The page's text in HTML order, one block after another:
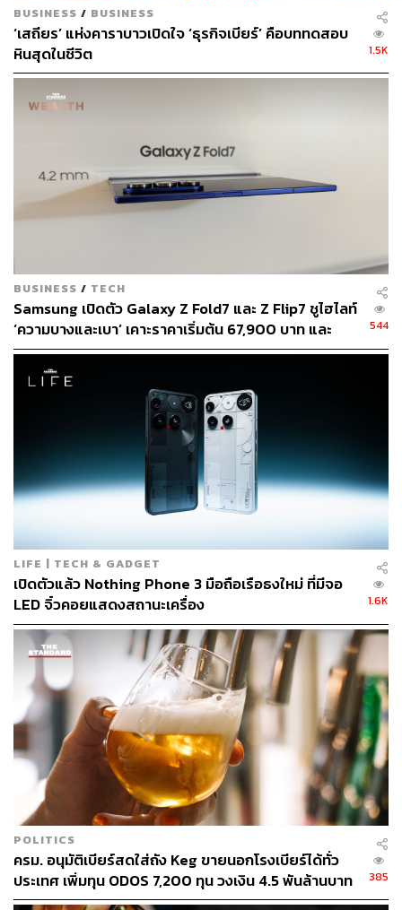
หมื่นล้านดอลลาร์
แม่ทัพคนใหม่ของ Asahi ตั้งเป้าที่จะทำให้อัตราหนี้สินต่อราย
ได้กลับมาสู่ระดับ 3 เท่าภายในปี 2024 และในระหว่างนั้น
คาดว่าจะยังไม่มีการซื้อกิจการใหม่ๆ เข้ามาเพิ่มเติม
ภาพ: Budrul Chukrut / Getty Images
อ้างอิง :
https://www.bloomberg.com/news/articles/2021-04-0
8/new-asahi-ceo-sees-post-pandemic-bounce-in-sup
สามารถติดตาม THE STANDARD WEALTH
ผ่านแอปพลิเคชันต่างๆ ที่คุณสะดวกหรือใช้งานอยู่แล้วได้เลย
Super Dry Beer Flagship Product
ธุรกิจเบียร์
464
ABOUT THE AUTHOR
ถนัดกิจ จันกิเสน
Content Creator ประจำกองบรรณาธิการ
THE STANDARD WEALTH ผู้เสพติดโลก
ธุรกิจ การตลาด เทคโนโลยี และชอบสำรวจ
โลกออฟไลน์และออนไลน์มาถอดรหัสความ
เคลื่อนไหวให้เป็นเรื่องเข้าใจง่าย สนุก และได้
ไอเดียใหม่ๆ
BUSINESS / BUSINESS
‘เสถียร’ แห่งคาราบาวเปิดใจ ‘ธุรกิจเบียร์’ คือบททดสอบ
หินสุดในชีวิต
1.5K
BUSINESS / TECH
Samsung เปิดตัว Galaxy Z Fold7 และ Z Flip7 ชูไฮไลท์
‘ความบางและเบา’ เคาะราคาเริ่มต้น 67,900 บาท และ
40,900 บาท มีเปิดตัว Galaxy Watch8 ด้วย
544
LIFE | TECH & GADGET
เปิดตัวแล้ว Nothing Phone 3 มือถือเรือธงใหม่ ที่มีจอ
LED จิ๋วคอยแสดงสถานะเครื่อง
1.6K
POLITICS
ครม. อนุมัติเบียร์สดใส่ถัง Keg ขายนอกโรงเบียร์ได้ทั่ว
ประเทศ เพิ่มทุน ODOS 7,200 ทุน วงเงิน 4.5 พันล้านบาท
385